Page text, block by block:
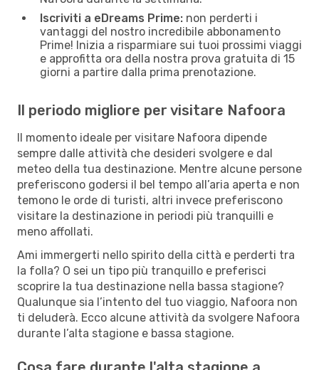
Iscriviti a eDreams Prime: non perderti i
vantaggi del nostro incredibile abbonamento
Prime! Inizia a risparmiare sui tuoi prossimi viaggi
e approfitta ora della nostra prova gratuita di 15
giorni a partire dalla prima prenotazione.
Il periodo migliore per visitare Nafoora
Il momento ideale per visitare Nafoora dipende
sempre dalle attività che desideri svolgere e dal
meteo della tua destinazione. Mentre alcune persone
preferiscono godersi il bel tempo all’aria aperta e non
temono le orde di turisti, altri invece preferiscono
visitare la destinazione in periodi più tranquilli e
meno affollati.
Ami immergerti nello spirito della città e perderti tra
la folla? O sei un tipo più tranquillo e preferisci
scoprire la tua destinazione nella bassa stagione?
Qualunque sia l’intento del tuo viaggio, Nafoora non
ti deluderà. Ecco alcune attività da svolgere Nafoora
durante l’alta stagione e bassa stagione.